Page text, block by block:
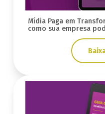
Mídia Paga em
como sua empresa